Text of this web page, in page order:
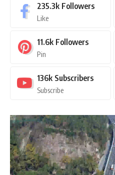
235.3k Followers
Like
11.6k Followers
Pin
136k Subscribers
Subscribe